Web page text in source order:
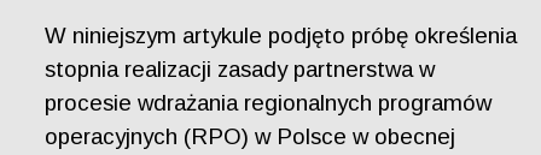
W niniejszym artykule podjęto próbę określenia
stopnia realizacji zasady partnerstwa w
procesie wdrażania regionalnych programów
operacyjnych (RPO) w Polsce w obecnej